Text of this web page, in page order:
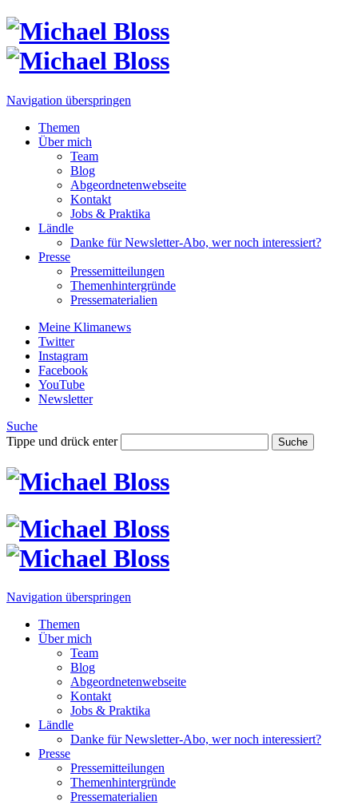
Navigation überspringen
Themen
Über mich
Team
Blog
Abgeordnetenwebseite
Kontakt
Jobs & Praktika
Ländle
Danke für Newsletter-Abo, wer noch interessiert?
Presse
Pressemitteilungen
Themenhintergründe
Pressematerialien
Meine Klimanews
Twitter
Instagram
Facebook
YouTube
Newsletter
Suche
Tippe und drück enter
Suche
Navigation überspringen
Themen
Über mich
Team
Blog
Abgeordnetenwebseite
Kontakt
Jobs & Praktika
Ländle
Danke für Newsletter-Abo, wer noch interessiert?
Presse
Pressemitteilungen
Themenhintergründe
Pressematerialien